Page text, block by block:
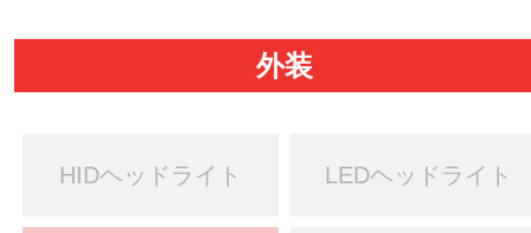
外装
HIDヘッドライト LEDヘッドライト